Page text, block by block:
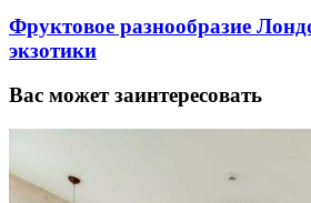
Фруктовое разнообразие
экзотики
Вас может заинтересовать